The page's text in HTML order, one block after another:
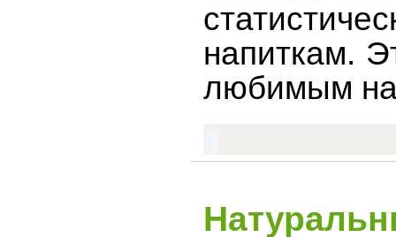
напиткам.
любимым